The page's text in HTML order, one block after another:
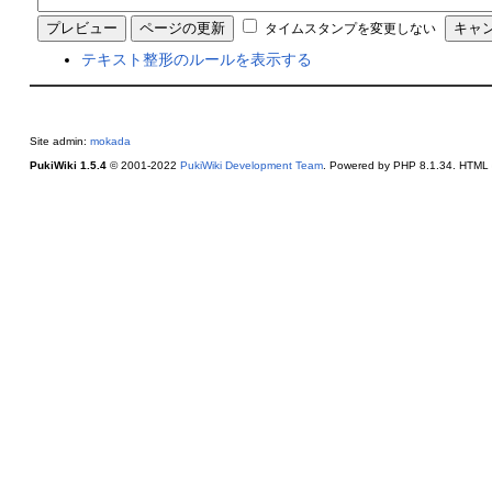
タイムスタンプを変更しない
テキスト整形のルールを表示する
Site admin: mokada
PukiWiki 1.5.4© 2001-2022 PukiWiki Development Team. Powered by PHP 8.1.34. HTML